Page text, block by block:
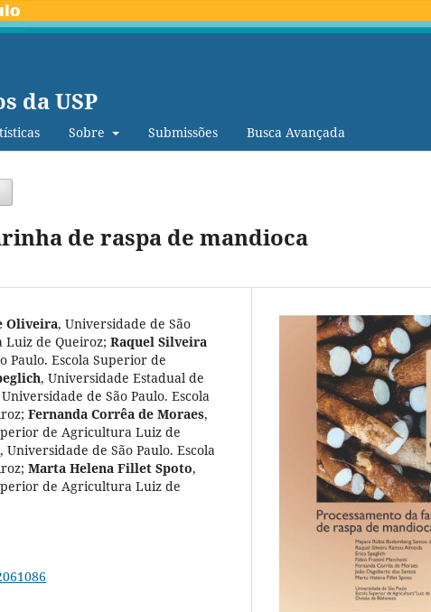
da USP
Sobre Submissões Busca Avançada
de raspa de mandioca
Oliveira, Universidade de São
Luiz de Queiroz; Raquel Silveira
Paulo. Escola Superior de
, Universidade Estadual de
Universidade de São Paulo. Escola
; Fernanda Corrêa de Moraes,
de Agricultura Luiz de
, Universidade de São Paulo. Escola
; Marta Helena Fillet Spoto,
de Agricultura Luiz de